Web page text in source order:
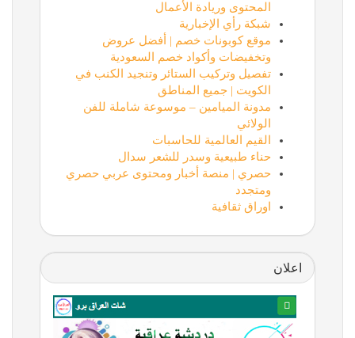
المحتوى وريادة الأعمال
شبكة رأي الإخبارية
موقع كوبونات خصم | أفضل عروض
وتخفيضات وأكواد خصم السعودية
تفصيل وتركيب الستائر وتنجيد الكنب في
الكويت | جميع المناطق
مدونة الميامين – موسوعة شاملة للفن
الولائي
القيم العالمية للحاسبات
حناء طبيعية وسدر للشعر سدال
حصري | منصة أخبار ومحتوى عربي حصري
ومتجدد
اوراق ثقافية
اعلان